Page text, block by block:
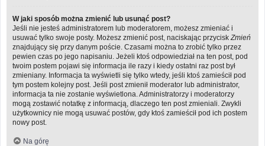
W jaki sposób można zmienić lub usunąć post?
Jeśli nie jesteś administratorem lub moderatorem, możesz zmieniać i
usuwać tylko swoje posty. Możesz zmienić post, naciskając przycisk Zmień
znajdujący się przy danym poście. Czasami można to zrobić tylko przez
pewien czas po jego napisaniu. Jeżeli ktoś odpowiedział na ten post, pod
twoim postem pojawi się informacja ile razy i kiedy ostatni raz post był
zmieniany. Informacja ta wyświetli się tylko wtedy, jeśli ktoś zamieścił pod
tym postem kolejny post. Jeśli post zmienił moderator lub administrator,
informacja ta nie zostanie wyświetlona. Administratorzy i moderatorzy
mogą zostawić notatkę z informacją, dlaczego ten post zmieniali. Zwykli
użytkownicy nie mogą usuwać postów, gdy ktoś zamieścił pod ich postem
nowy post.
Na górę